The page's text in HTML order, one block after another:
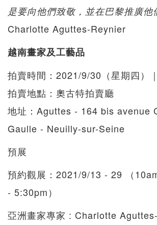
是要向他們致敬，並在巴黎推廣他
Charlotte Aguttes-Reynier
越南畫家及工藝品
拍賣時間：2021/9/30（星期四）
拍賣地點：奧古特拍賣廳
地址：Aguttes - 164 bis avenue
Gaulle - Neuilly-sur-Seine
預展
預約觀展：2021/9/13 - 29 （
- 5:30pm）
亞洲畫家專家 : Charlotte